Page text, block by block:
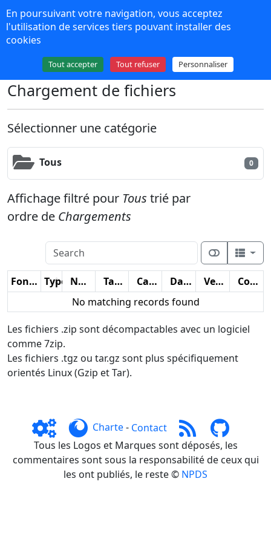
NPDS 16
Plus de contenu
Chargement de fichiers
Sélectionner une catégorie
Tous 0
Affichage filtré pour Tous trié par
ordre de Chargements
Fonctions Type Nom Taille Catégorie Date Version
Compteur
No matching records found
Les fichiers .zip sont décompactables avec un logiciel
comme 7zip.
Les fichiers .tgz ou tar.gz sont plus spécifiquement
orientés Linux (Gzip et Tar).
Charte- Contact
Tous les Logos et Marques sont déposés, les
commentaires sont sous la responsabilité de ceux qui
les ont publiés, le reste © NPDS
Panneau de gestion des cookies
En poursuivant votre navigation, vous acceptez
l'utilisation de services tiers pouvant installer des
cookies
Tout accepter Tout refuser Personnaliser